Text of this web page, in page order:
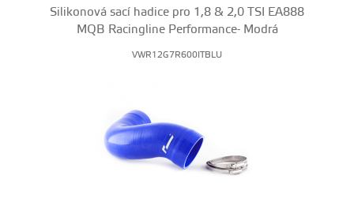
Silikonová sací hadice pro 1,8 & 2,0 TSI EA888
MQB Racingline Performance- Modrá
VWR12G7R600ITBLU